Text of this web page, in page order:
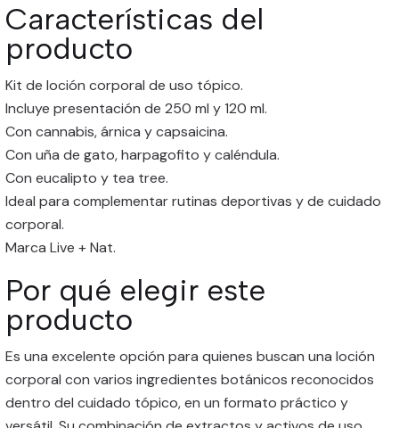
Características del
producto
Kit de loción corporal de uso tópico.
Incluye presentación de 250 ml y 120 ml.
Con cannabis, árnica y capsaicina.
Con uña de gato, harpagofito y caléndula.
Con eucalipto y tea tree.
Ideal para complementar rutinas deportivas y de cuidado
corporal.
Marca Live + Nat.
Por qué elegir este
producto
Es una excelente opción para quienes buscan una loción
corporal con varios ingredientes botánicos reconocidos
dentro del cuidado tópico, en un formato práctico y